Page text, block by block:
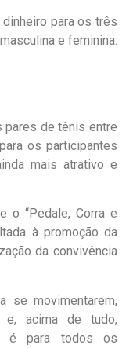
para os três
e feminina:
pares de tênis entre
os participantes
mais atrativo e
o “Pedale, Corra e
à promoção da
da convivência
se movimentarem,
acima de tudo,
é para todos os